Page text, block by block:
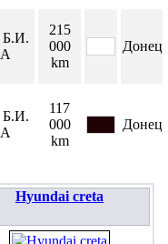
Б.И.
А
215
000
km
Б.И.
А
117
000
km
Hyundai creta